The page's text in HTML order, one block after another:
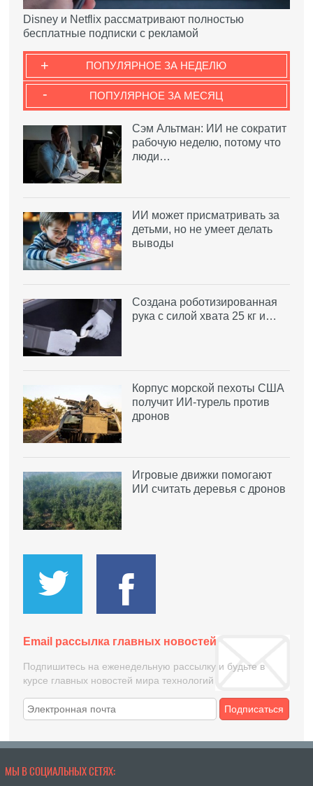
Disney и Netflix рассматривают полностью
бесплатные подписки с рекламой
ПОПУЛЯРНОЕ ЗА НЕДЕЛЮ
+
ПОПУЛЯРНОЕ ЗА МЕСЯЦ
-
Сэм Альтман: ИИ не сократит
рабочую неделю, потому что
люди…
ИИ может присматривать за
детьми, но не умеет делать
выводы
Создана роботизированная
рука с силой хвата 25 кг и…
Корпус морской пехоты США
получит ИИ-турель против
дронов
Игровые движки помогают
ИИ считать деревья с дронов
Email рассылка главных новостей
Подпишитесь на еженедельную рассылку и будьте в
курсе главных новостей мира технологий
Подписаться
МЫ В СОЦИАЛЬНЫХ СЕТЯХ: